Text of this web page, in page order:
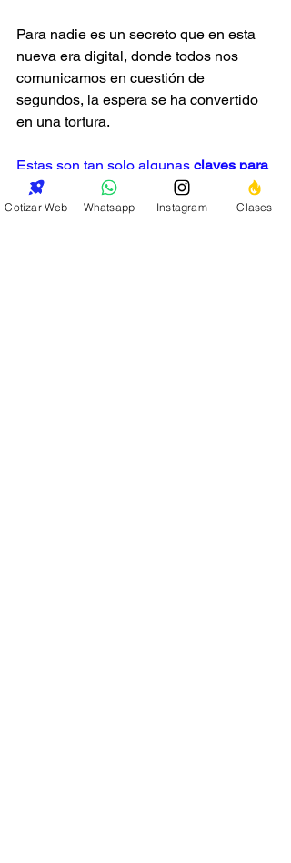
Para nadie es un secreto que en esta
nueva era digital, donde todos nos
comunicamos en cuestión de
segundos, la espera se ha convertido
en una tortura.
Estas son tan solo algunas claves para
aumentar la fidelidad del cliente
. ¡No te
quedes con ellas e indaga más! En
Cotizar Web Whatsapp Instagram Clases